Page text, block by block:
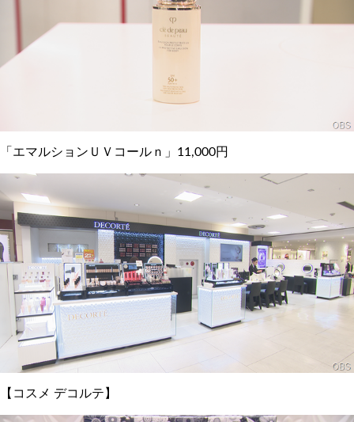
「エマルションＵＶコールｎ」11,000円
【コスメ デコルテ】